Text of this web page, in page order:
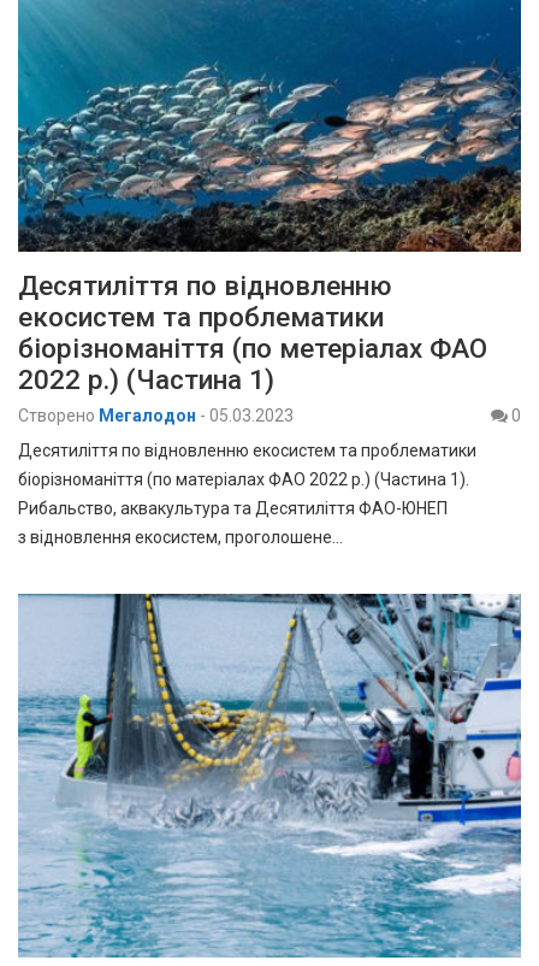
Десятиліття по відновленню
екосистем та проблематики
біорізноманіття (по метеріалах ФАО
2022 р.) (Частина 1)
Створено Мегалодон - 05.03.2023
0
Десятиліття по відновленню екосистем та проблематики
біорізноманіття (по матеріалах ФАО 2022 р.) (Частина 1).
Рибальство, аквакультура та Десятиліття ФАО-ЮНЕП
з відновлення екосистем, проголошене…